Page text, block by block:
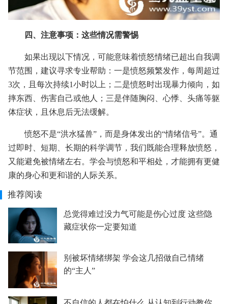
四、注意事项：这些情况需警惕
如果出现以下情况，可能意味着愤怒情绪已超出自我调
节范围，建议寻求专业帮助：一是愤怒频繁发作，每周超过
3次，且每次持续1小时以上；二是愤怒时出现暴力倾向，如
摔东西、伤害自己或他人；三是伴随胸闷、心悸、头痛等躯
体症状，且休息后无法缓解。
愤怒不是“洪水猛兽”，而是身体发出的“情绪信号”。通
过即时、短期、长期的科学调节，我们既能合理释放愤怒，
又能避免被情绪左右。学会与愤怒和平相处，才能拥有更健
康的身心和更和谐的人际关系。
推荐阅读
总觉得难过没力气可能是伤心过度 这些隐
藏症状你一定要知道
别被坏情绪绑架 学会这几招做自己情绪
的“主人”